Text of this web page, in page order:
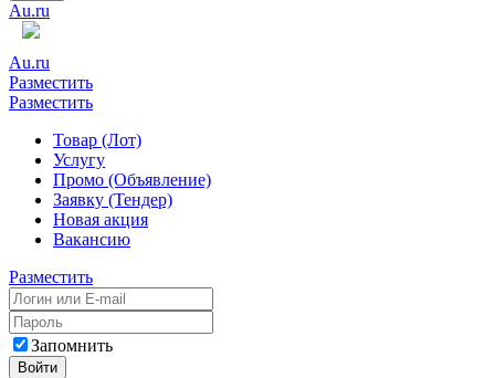
Au.ru
Au.ru
Разместить
Разместить
Товар (Лот)
Услугу
Промо (Объявление)
Заявку (Тендер)
Новая акция
Вакансию
Разместить
Запомнить
Войти